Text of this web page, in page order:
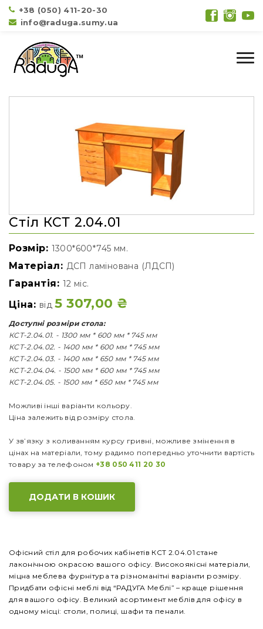
+38 (050) 411-20-30
info@raduga.sumy.ua
Стіл КСТ 2.04.01
Розмір: 1300*600*745 мм.
Матеріал: ДСП ламінована (ЛДСП)
Гарантія: 12 міс.
Ціна: від5 307,00 ₴
Доступні розміри стола:
КСТ-2.04.01. - 1300 мм * 600 мм * 745 мм
КСТ-2.04.02. - 1400 мм * 600 мм * 745 мм
КСТ-2.04.03. - 1400 мм * 650 мм * 745 мм
КСТ-2.04.04. - 1500 мм * 600 мм * 745 мм
КСТ-2.04.05. - 1500 мм * 650 мм * 745 мм
Можливі інші варіанти кольору.
Ціна залежить від розміру стола.
У зв’язку з коливанням курсу гривні, можливе змінення в
цінах на матеріали, тому радимо попередньо уточнити вартість
товару за телефоном +38 050 411 20 30
ДОДАТИ В КОШИК
Офісний стіл для робочих кабінетів КСТ 2.04.01 cтане
лаконічною окрасою вашого офісу. Високоякісні матеріали,
міцна меблева фурнітура та різноманітні варіанти розміру.
Придбати офісні меблі від “РАДУГА Меблі” – краще рішення
для вашого офісу. Великий асортимент меблів для офісу в
одному місці: столи, полиці, шафи та пенали.